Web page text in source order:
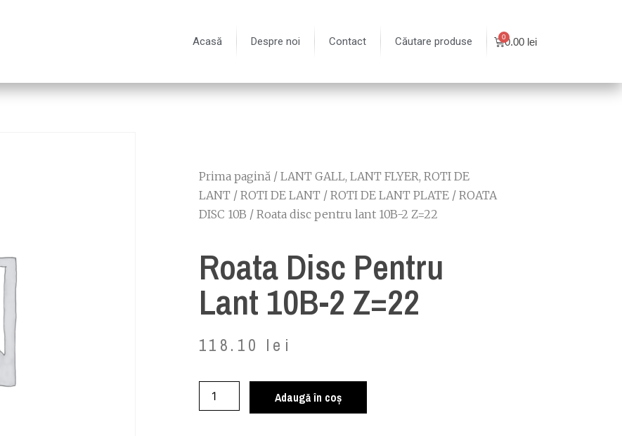
Acasă Despre noi Contact Căutare produse 0.00 lei
Prima pagină / LANT GALL, LANT FLYER, ROTI DE
LANT / ROTI DE LANT / ROTI DE LANT PLATE / ROATA
DISC 10B / Roata disc pentru lant 10B-2 Z=22
Roata Disc Pentru
Lant 10B-2 Z=22
118.10 lei
Adaugă în coș